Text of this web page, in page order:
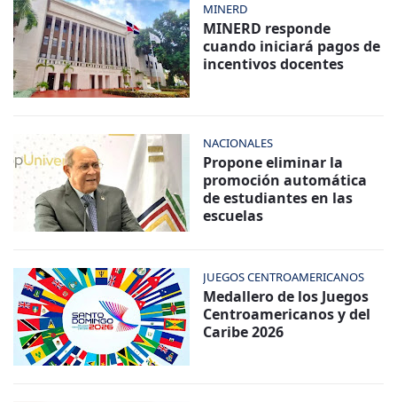
MINERD
MINERD responde
cuando iniciará pagos de
incentivos docentes
NACIONALES
Propone eliminar la
promoción automática
de estudiantes en las
escuelas
JUEGOS CENTROAMERICANOS
Medallero de los Juegos
Centroamericanos y del
Caribe 2026